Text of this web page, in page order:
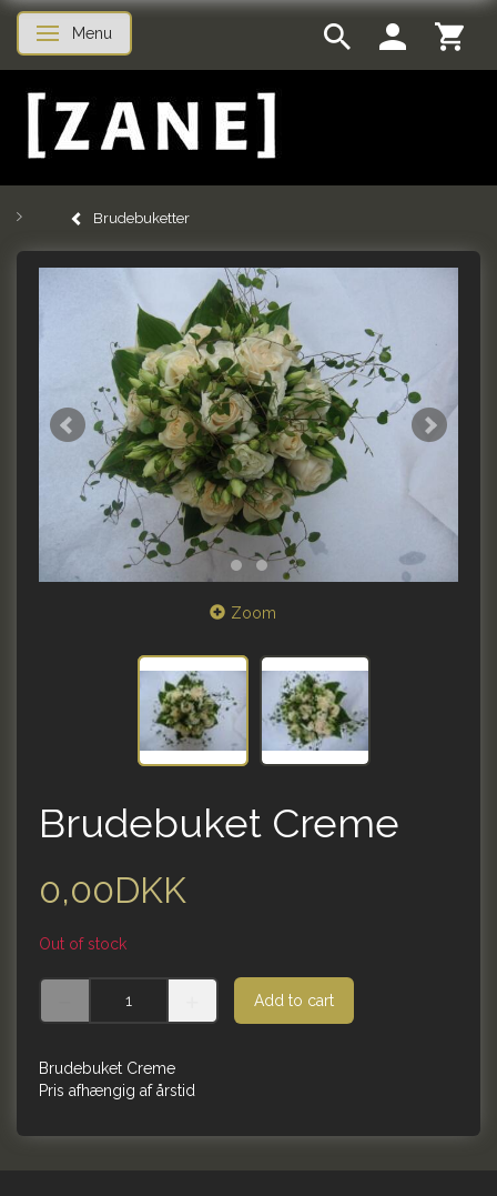
Toggle navigation
Menu
Brudebuketter
Zoom
Brudebuket Creme
0,00DKK
Out of stock
Add to cart
Brudebuket Creme
Pris afhængig af årstid